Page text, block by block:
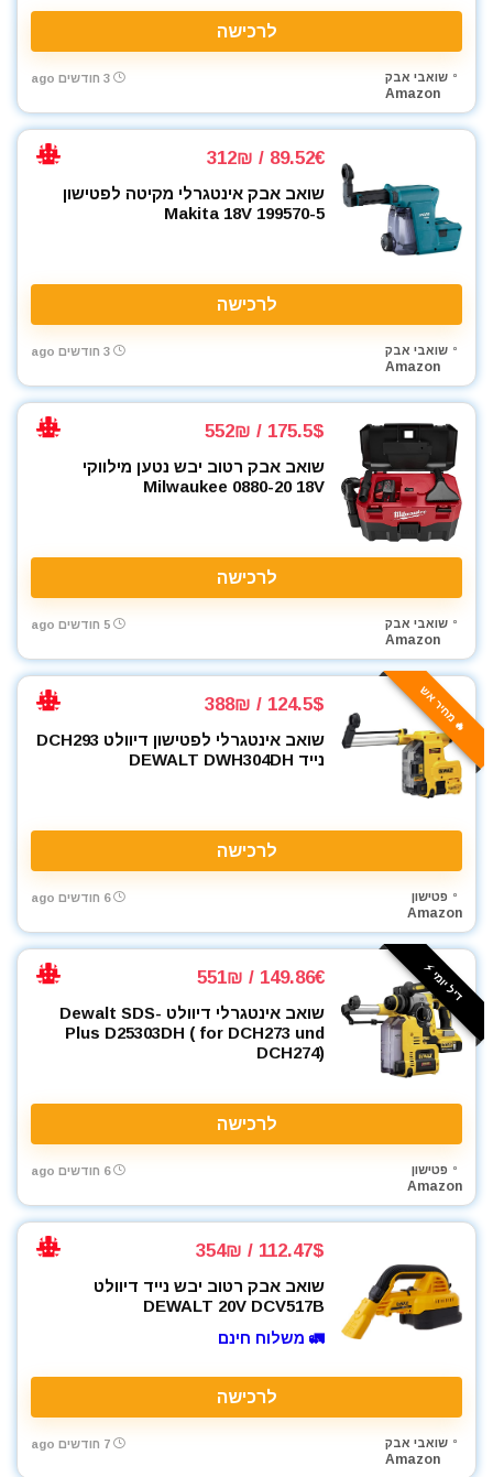
מברגים
מברגת פוטר קלאץ'
מברזים ומחרוקות
מדחס / קומפרסור
מדריכים
מולטיטול
מטען סוללות קירי
מטענים
מטר
מכונת צביעה אירלס
מכונת שטיפה בלחץ
מכסחות דשא
מכשירי מדידה ופלסים
מלחם
מלטשת אקסצנטרית
מלטשת מרובעת
מלטשת סרט
מסור אנכי
מסור גבהים
מסור גרונג
מסור מסילה
מסור נימה
מסור עגול
מסור עגול למתכת
מסור פנדל גרונג
מסור שולחני
מסור שורף
מעילים
מערבל דבק / צבע
מפסלות
מפתח רטיטה 1"
מפתח רטיטה 1/2"
מפתחות רטיטה
לרכישה
שואבי אבק
Amazon
3 חודשים ago
89.52€ / 312₪
שואב אבק אינטגרלי מקיטה לפטישון
Makita 18V 199570-5
לרכישה
שואבי אבק
Amazon
3 חודשים ago
175.5$ / 552₪
שואב אבק רטוב יבש נטען מילווקי
Milwaukee 0880-20 18V
לרכישה
שואבי אבק
Amazon
5 חודשים ago
🔥 מחיר אש 124.5$ / 388₪
שואב אינטגרלי לפטישון דיוולט DCH293
נייד DEWALT DWH304DH
לרכישה
פטישון
Amazon
6 חודשים ago
דיל יומי ⚡️ 149.86€ / 551₪
שואב אינטגרלי דיוולט Dewalt SDS-
Plus D25303DH ( for DCH273 und
DCH274)
לרכישה
פטישון
Amazon
6 חודשים ago
112.47$ / 354₪
שואב אבק רטוב יבש נייד דיוולט
DEWALT 20V DCV517B
🚛 משלוח חינם
לרכישה
שואבי אבק
Amazon
7 חודשים ago